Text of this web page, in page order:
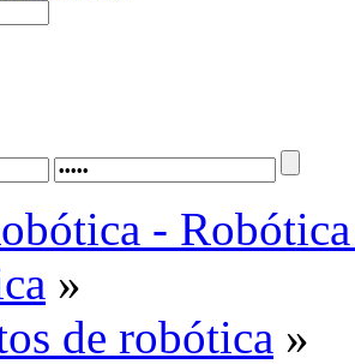
-
»
de robótica »